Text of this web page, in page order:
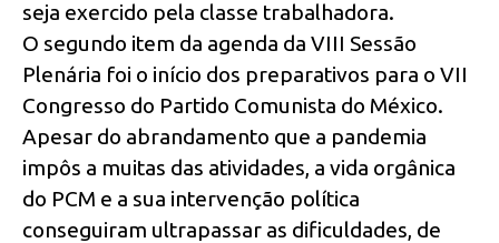
seja exercido pela classe trabalhadora.
O segundo item da agenda da VIII Sessão
Plenária foi o início dos preparativos para o VII
Congresso do Partido Comunista do México.
Apesar do abrandamento que a pandemia
impôs a muitas das atividades, a vida orgânica
do PCM e a sua intervenção política
conseguiram ultrapassar as dificuldades, de